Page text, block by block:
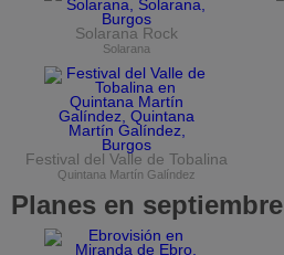
Solarana Rock
Solarana
Festival del Valle de Tobalina
Quintana Martín Galíndez
Planes en septiembre